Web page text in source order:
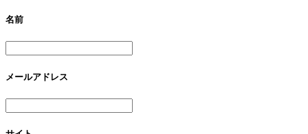
名前
メールアドレス